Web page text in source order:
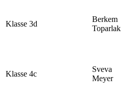
Klasse 3d
Berkem
Toparlak
Klasse 4c
Sveva
Meyer